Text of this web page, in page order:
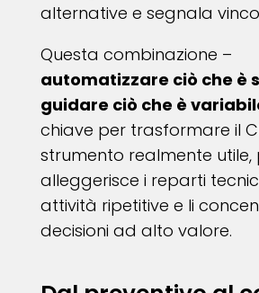
alternative e segnala
Questa combinazione –
automatizzare ciò che è
guidare ciò che è
chiave per trasformare il
strumento realmente utile,
alleggerisce i reparti
attività ripetitive e li
decisioni ad alto valore.